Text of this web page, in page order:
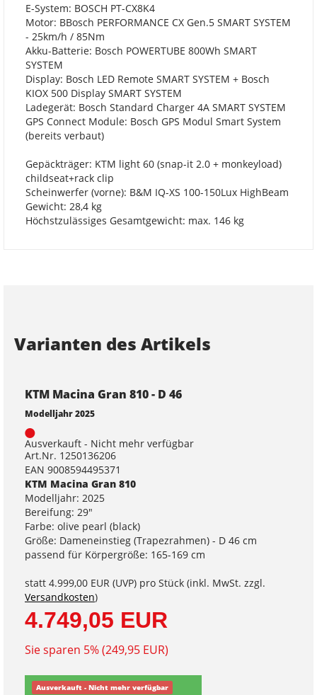
E-System: BOSCH PT-CX8K4
Motor: BBosch PERFORMANCE CX Gen.5 SMART SYSTEM
- 25km/h / 85Nm
Akku-Batterie: Bosch POWERTUBE 800Wh SMART
SYSTEM
Display: Bosch LED Remote SMART SYSTEM + Bosch
KIOX 500 Display SMART SYSTEM
Ladegerät: Bosch Standard Charger 4A SMART SYSTEM
GPS Connect Module: Bosch GPS Modul Smart System
(bereits verbaut)
Gepäckträger: KTM light 60 (snap-it 2.0 + monkeyload)
childseat+rack clip
Scheinwerfer (vorne): B&M IQ-XS 100-150Lux HighBeam
Gewicht: 28,4 kg
Höchstzulässiges Gesamtgewicht: max. 146 kg
Varianten des Artikels
KTM Macina Gran 810 - D 46
Modelljahr 2025
Ausverkauft - Nicht mehr verfügbar
Art.Nr. 1250136206
EAN 9008594495371
KTM Macina Gran 810
Modelljahr: 2025
Bereifung: 29"
Farbe: olive pearl (black)
Größe: Dameneinstieg (Trapezrahmen) - D 46 cm
passend für Körpergröße: 165-169 cm
statt 4.999,00 EUR (UVP) pro Stück (inkl. MwSt. zzgl.
Versandkosten)
4.749,05 EUR
Sie sparen 5% (249,95 EUR)
Ausverkauft - Nicht mehr verfügbar